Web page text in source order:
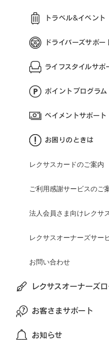
トラベル&イベント
ドライバーズサポー
ライフスタイルサポ
ポイントプログラム
ペイメントサポート
お困りのときは
レクサスカードのご案内
ご利用感謝サービスのご
法人会員さま向けレクサ
レクサスオーナーズサー
お問い合わせ
レクサスオーナーズ
お客さまサポート
お知らせ